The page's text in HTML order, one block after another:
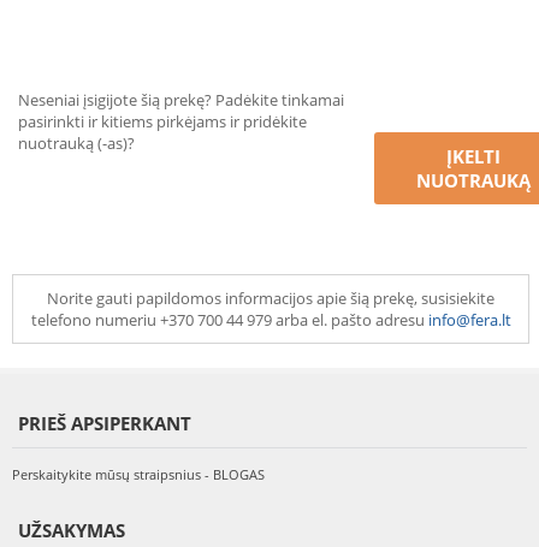
Neseniai įsigijote šią prekę? Padėkite tinkamai
pasirinkti ir kitiems pirkėjams ir pridėkite
nuotrauką (-as)?
ĮKELTI
NUOTRAUKĄ
Norite gauti papildomos informacijos apie šią prekę, susisiekite
telefono numeriu +370 700 44 979 arba el. pašto adresu info@fera.lt
PRIEŠ APSIPERKANT
Perskaitykite mūsų straipsnius - BLOGAS
UŽSAKYMAS